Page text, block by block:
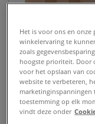
12
GERSTAECKER |
Presentatie-sokkel
12,15 €
Het is voor ons en
winkelervaring te
zoals
hoogste prioriteit. Door
voor het opslaan van
website te verbeteren,
toestemming op elk
vindt deze onder